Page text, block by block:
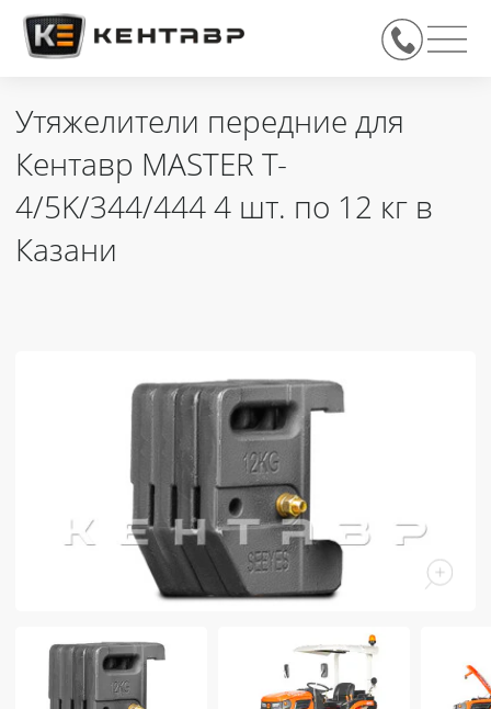
Утяжелители передние для
Кентавр MASTER T-
4/5K/344/444 4 шт. по 12 кг в
Казани